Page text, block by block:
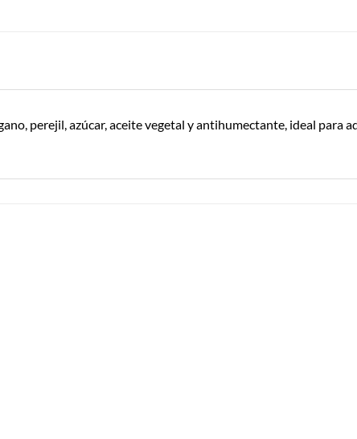
perejil, azúcar, aceite vegetal y antihumectante, ideal para